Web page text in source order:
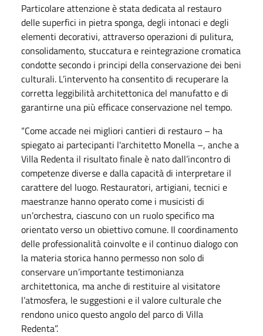
Particolare attenzione è stata dedicata al restauro
delle superfici in pietra sponga, degli intonaci e degli
elementi decorativi, attraverso operazioni di pulitura,
consolidamento, stuccatura e reintegrazione cromatica
condotte secondo i principi della conservazione dei beni
culturali. L’intervento ha consentito di recuperare la
corretta leggibilità architettonica del manufatto e di
garantirne una più efficace conservazione nel tempo.
“Come accade nei migliori cantieri di restauro – ha
spiegato ai partecipanti l'architetto Monella –, anche a
Villa Redenta il risultato finale è nato dall’incontro di
competenze diverse e dalla capacità di interpretare il
carattere del luogo. Restauratori, artigiani, tecnici e
maestranze hanno operato come i musicisti di
un’orchestra, ciascuno con un ruolo specifico ma
orientato verso un obiettivo comune. Il coordinamento
delle professionalità coinvolte e il continuo dialogo con
la materia storica hanno permesso non solo di
conservare un’importante testimonianza
architettonica, ma anche di restituire al visitatore
l’atmosfera, le suggestioni e il valore culturale che
rendono unico questo angolo del parco di Villa
Redenta”.